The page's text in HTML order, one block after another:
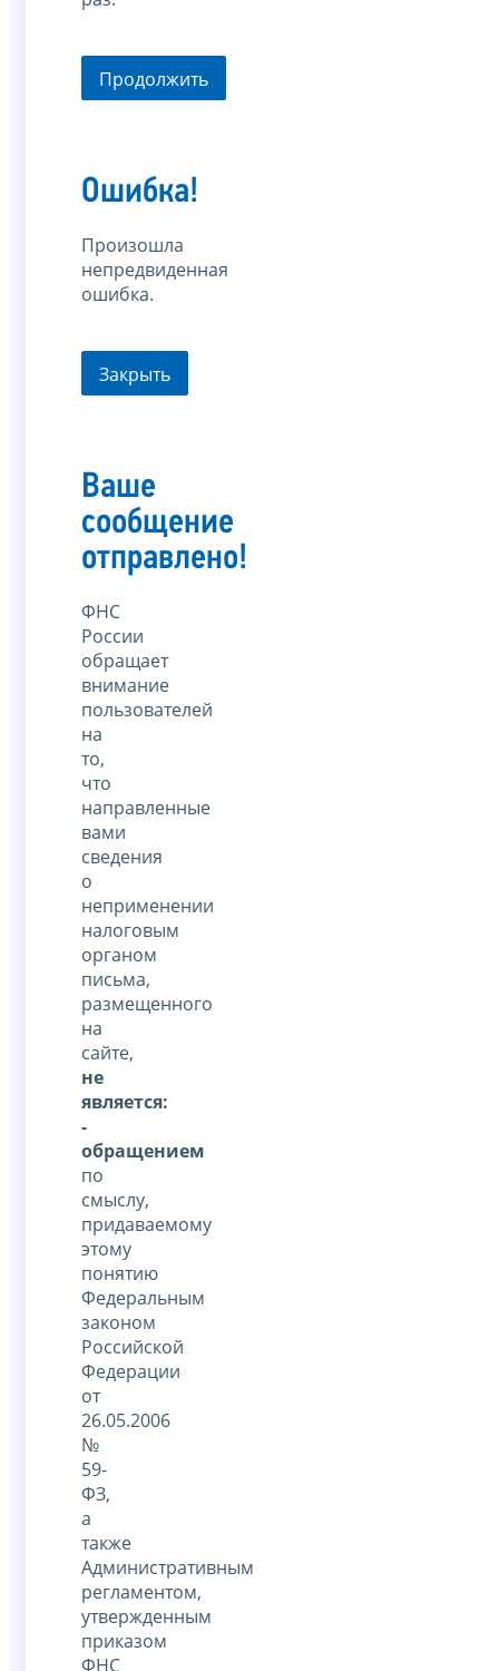
Продолжить
Ошибка!
Произошла
непредвиденная
ошибка.
Закрыть
Ваше
сообщение
отправлено!
ФНС
России
обращает
внимание
пользователей
на
то,
что
направленные
вами
сведения
о
неприменении
налоговым
органом
письма,
размещенного
на
сайте,
не
является:
-
обращением
по
смыслу,
придаваемому
этому
понятию
Федеральным
законом
Российской
Федерации
от
26.05.2006
№
59-
ФЗ,
а
также
Административным
регламентом,
утвержденным
приказом
ФНС